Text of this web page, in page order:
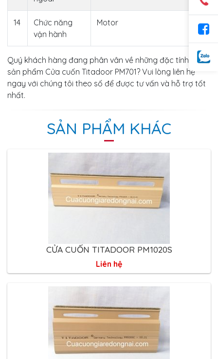
14
Chức năng
vận hành
Motor
Quý khách hàng đang phân vân về những đặc tính của
sản phẩm Cửa cuốn Titadoor PM701? Vui lòng liên hệ
ngay với chúng tôi theo số để được tư vấn và hỗ trợ tốt
nhất.
SẢN PHẨM KHÁC
CỬA CUỐN TITADOOR PM1020S
Liên hệ